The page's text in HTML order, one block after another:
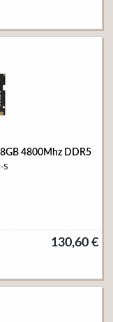
4800Mhz DDR5
S
130,60 €